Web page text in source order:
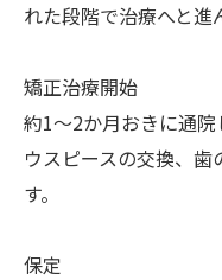
れた段階で治療へと進
矯正治療開始
約1～2か月おきに通
ウスピースの交換、
す。
保定